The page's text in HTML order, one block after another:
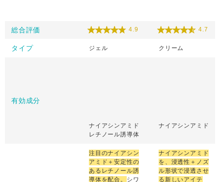
総合評価 4.9 4.7
タイプ ジェル クリーム
有効成分
ナイアシンアミド
レチノール誘導体
ナイアシンアミド
注目のナイアシン
アミド＋安定性の
あるレチノール誘
導体を配合。 シワ
ナイアシンアミド
を、浸透性＋ノズ
ル形状で浸透させ
る新しいアイテ